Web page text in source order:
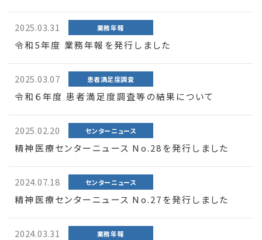
2025.03.31 業務年報
令和5年度 業務年報を発行しました
2025.03.07 患者満足度調査
令和６年度 患者満足度調査等の結果について
2025.02.20 センターニュース
精神医療センターニュース No.28を発行しました
2024.07.18 センターニュース
精神医療センターニュース No.27を発行しました
2024.03.31 業務年報